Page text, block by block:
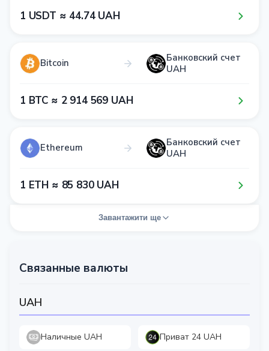
1​ USDT ≈ 4​4​.7​4​ UAH
Bitcoin
Банковский счет
UAH
1​ BTC ≈ 2​ 9​1​4​ 5​6​9​ UAH
Ethereum
Банковский счет
UAH
1​ ETH ≈ 8​5​ 8​3​0​ UAH
Завантажити ще
Связанные валюты
UAH
Наличные UAH Приват 24 UAH